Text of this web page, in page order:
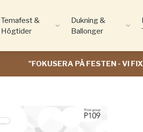
Temafest &
Högtider
Dukning &
Ballonger
"FOKUSERA PÅ FESTEN - VI